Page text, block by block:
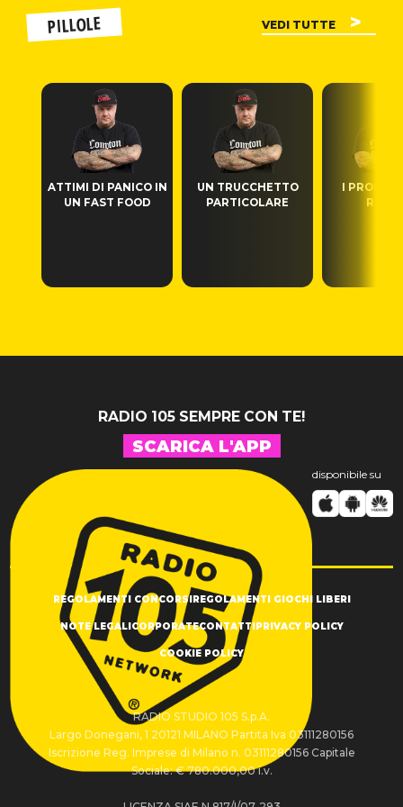
PILLOLE VEDI TUTTE
ATTIMI DI PANICO IN
UN FAST FOOD
UN TRUCCHETTO
PARTICOLARE
I
RADIO 105 SEMPRE CON TE!
SCARICA L'APP
disponibile su
REGOLAMENTI CONCORSIREGOLAMENTI GIOCHI LIBERI
NOTE LEGALICORPORATECONTATTIPRIVACY POLICY
COOKIE POLICY
RADIO STUDIO 105 S.p.A.
Largo Donegani, 1 20121 MILANO Partita Iva 03111280156
Iscrizione Reg. Imprese di Milano n. 03111280156 Capitale
Sociale: € 780.000,00 i.v.